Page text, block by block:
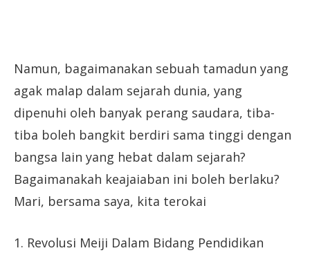
Namun, bagaimanakan sebuah tamadun yang
agak malap dalam sejarah dunia, yang
dipenuhi oleh banyak perang saudara, tiba-
tiba boleh bangkit berdiri sama tinggi dengan
bangsa lain yang hebat dalam sejarah?
Bagaimanakah keajaiaban ini boleh berlaku?
Mari, bersama saya, kita terokai
1. Revolusi Meiji Dalam Bidang Pendidikan